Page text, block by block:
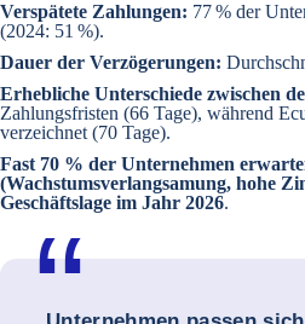
Verspätete Zahlungen: 77 % der
(2024: 51 %).
Dauer der Verzögerungen:
Erhebliche Unterschiede zwischen
Zahlungsfristen (66 Tage), während
verzeichnet (70 Tage).
Fast 70 % der Unternehmen
(Wachstumsverlangsamung, hohe
Geschäftslage im Jahr 2026.